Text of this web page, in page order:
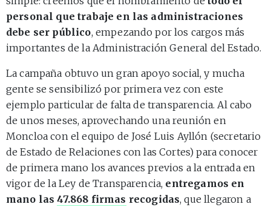
personal que trabaje en las administraciones
debe ser público, empezando por los cargos más
importantes de la Administración General del Estado.
La campaña obtuvo un gran apoyo social, y mucha
gente se sensibilizó por primera vez con este
ejemplo particular de falta de transparencia. Al cabo
de unos meses, aprovechando una reunión en
Moncloa con el equipo de José Luis Ayllón (secretario
de Estado de Relaciones con las Cortes) para conocer
de primera mano los avances previos a la entrada en
vigor de la Ley de Transparencia, entregamos en
mano las47.868 firmas recogidas, que llegaron a